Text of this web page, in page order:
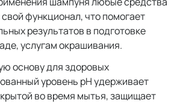
функционал, что помогает
результатов в подготовке
услугам окрашивания.
основу для здоровых
уровень pH удерживает
во время мытья, защищает